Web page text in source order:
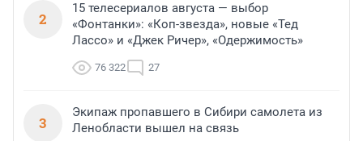
2
15 телесериалов августа — выбор
«Фонтанки»: «Коп-звезда», новые «Тед
Лассо» и «Джек Ричер», «Одержимость»
76 322 27
3
Экипаж пропавшего в Сибири самолета из
Ленобласти вышел на связь